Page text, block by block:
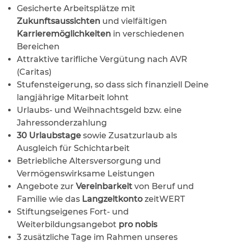
Gesicherte Arbeitsplätze mit
Zukunftsaussichtenund vielfältigen
Karrieremöglichkeiten in verschiedenen
Bereichen
Attraktive tarifliche Vergütung nach AVR
(Caritas)
Stufensteigerung, so dass sich finanziell Deine
langjährige Mitarbeit lohnt
Urlaubs- und Weihnachtsgeld bzw. eine
Jahressonderzahlung
30 Urlaubstage sowie Zusatzurlaub als
Ausgleich für Schichtarbeit
Betriebliche Altersversorgung und
Vermögenswirksame Leistungen
Angebote zur Vereinbarkeitvon Beruf und
Familie wie das LangzeitkontozeitWERT
Stiftungseigenes Fort- und
Weiterbildungsangebot pro nobis
3 zusätzliche Tage im Rahmen unseres